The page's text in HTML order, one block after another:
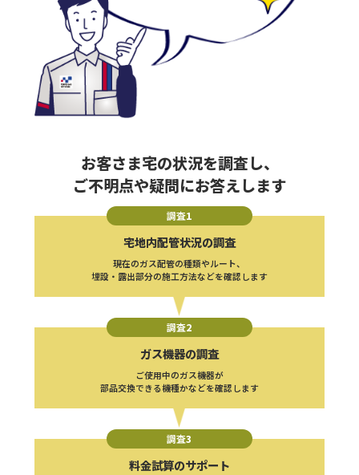
お客さま宅の状況を調査し、
ご不明点や疑問にお答えします
調査1
宅地内配管状況の調査
現在のガス配管の種類やルート、
埋設・露出部分の施工方法などを確認します
調査2
ガス機器の調査
ご使用中のガス機器が
部品交換できる機種かなどを確認します
調査3
料金試算のサポート